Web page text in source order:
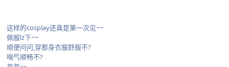
这样的cosplay还真是第一次见~~
佩服lz下~~
顺便问问,穿那身衣服舒服不?
喘气顺畅不?